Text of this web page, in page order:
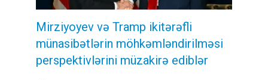
Mirziyoyev və Tramp ikitərəfli
münasibətlərin möhkəmləndirilməsi
perspektivlərini müzakirə ediblər